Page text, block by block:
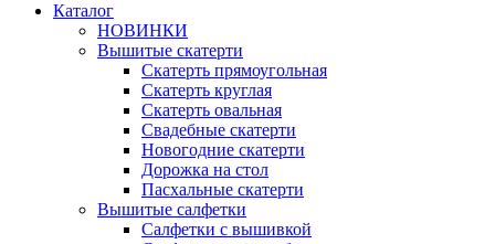
Каталог
НОВИНКИ
Вышитые скатерти
Скатерть прямоугольная
Скатерть круглая
Скатерть овальная
Свадебные скатерти
Новогодние скатерти
Дорожка на стол
Пасхальные скатерти
Вышитые салфетки
Салфетки с вышивкой